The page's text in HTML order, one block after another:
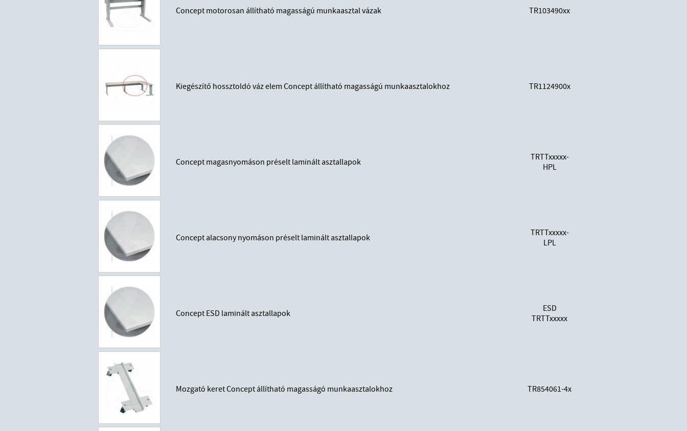
Concept motorosan állítható magasságú munkaasztal vázak TR103490xx
Kiegészítő hossztoldó váz elem Concept állítható magasságú munkaasztalokhoz TR1124900x
Concept magasnyomáson préselt laminált asztallapok
TRTTxxxxx-
HPL
Concept alacsony nyomáson préselt laminált asztallapok
TRTTxxxxx-
LPL
Concept ESD laminált asztallapok
ESD
TRTTxxxxx
Mozgató keret Concept állítható magasságó munkaasztalokhoz TR854061-4x